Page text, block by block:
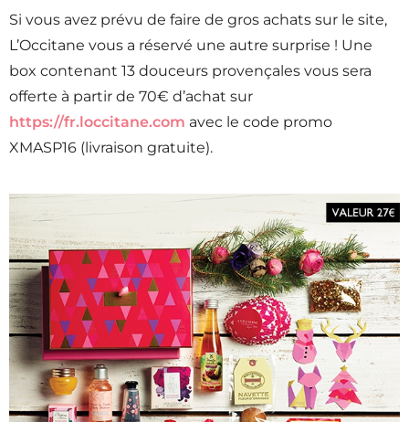
Si vous avez prévu de faire de gros achats sur le site,
L’Occitane vous a réservé une autre surprise ! Une
box contenant 13 douceurs provençales vous sera
offerte à partir de 70€ d’achat sur
https://fr.loccitane.com avec le code promo
XMASP16 (livraison gratuite).